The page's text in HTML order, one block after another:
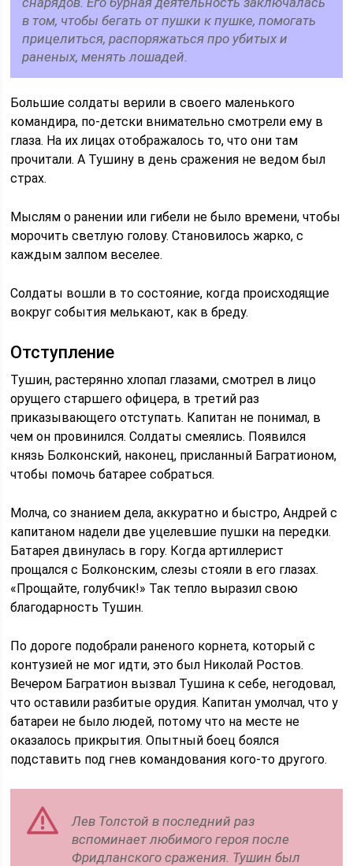
в том, чтобы бегать от пушки к пушке, помогать
прицелиться, распоряжаться про убитых и
раненых, менять лошадей.
Большие солдаты верили в своего маленького
командира, по-детски внимательно смотрели ему в
глаза. На их лицах отображалось то, что они там
прочитали. А Тушину в день сражения не ведом был
страх.
Мыслям о ранении или гибели не было времени, чтобы
морочить светлую голову. Становилось жарко, с
каждым залпом веселее.
Солдаты вошли в то состояние, когда происходящие
вокруг события мелькают, как в бреду.
Отступление
Тушин, растерянно хлопал глазами, смотрел в лицо
орущего старшего офицера, в третий раз
приказывающего отступать. Капитан не понимал, в
чем он провинился. Солдаты смеялись. Появился
князь Болконский, наконец, присланный Багратионом,
чтобы помочь батарее собраться.
Молча, со знанием дела, аккуратно и быстро, Андрей с
капитаном надели две уцелевшие пушки на передки.
Батарея двинулась в гору. Когда артиллерист
прощался с Болконским, слезы стояли в его глазах.
«Прощайте, голубчик!» Так тепло выразил свою
благодарность Тушин.
По дороге подобрали раненого корнета, который с
контузией не мог идти, это был Николай Ростов.
Вечером Багратион вызвал Тушина к себе, негодовал,
что оставили разбитые орудия. Капитан умолчал, что у
батареи не было людей, потому что на месте не
оказалось прикрытия. Опытный боец боялся
подставить под гнев командования кого-то другого.
Лев Толстой в последний раз
вспоминает любимого героя после
Фридланского сражения. Тушин был